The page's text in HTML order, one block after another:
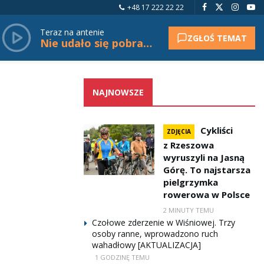
+48 17 222 22 22
Teraz na antenie
Nie udało się pobrać tytułu. ZGŁOŚ TEMAT
NAJNOWSZE
ZDJĘCIA
Cykliści
z Rzeszowa
wyruszyli na Jasną
Górę. To najstarsza
pielgrzymka
rowerowa w Polsce
2 MINUTY TEMU
Czołowe zderzenie w Wiśniowej. Trzy
osoby ranne, wprowadzono ruch
wahadłowy [AKTUALIZACJA]
1 GODZINĘ TEMU